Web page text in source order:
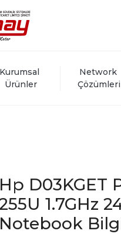
Kurumsal
Ürünler
Network
Çözümleri
Hp D03KGET
1.7GHz
Notebook